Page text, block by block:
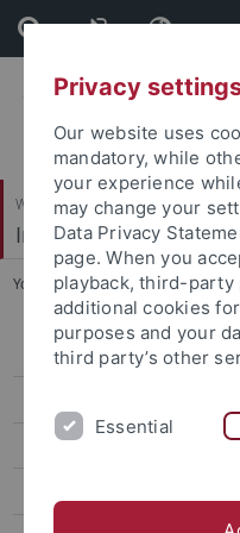
Skip
to
content
Skip
to
footer
Wirtschafts- und
Institut für
You are here: Startseite ...
Zur Person von apl. Professor
Wissenschaftliche
Privacy
Our website uses
mandatory, while
your experience
may change your
Data Privacy
page. When you
playback, third-
additional cookies
purposes and your
third party’s other
Essential